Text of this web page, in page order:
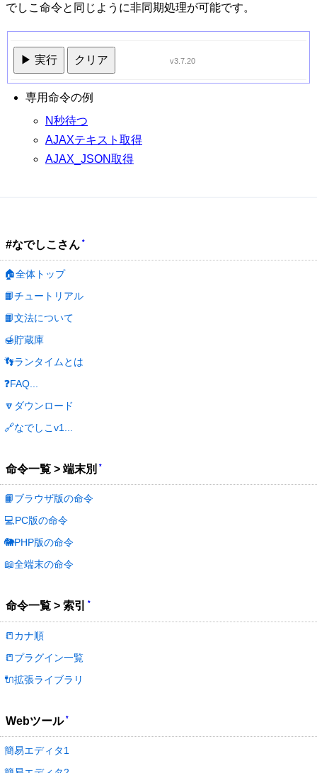
でしこ命令と同じように非同期処理が可能です。
▶ 実行 クリア v3.7.20
専用命令の例
N秒待つ
AJAXテキスト取得
AJAX_JSON取得
#なでしこさん *
🏠全体トップ
📙チュートリアル
📙文法について
🍯貯蔵庫
👣ランタイムとは
❓FAQ...
🔽ダウンロード
🔗なでしこv1...
命令一覧 > 端末別 *
📙ブラウザ版の命令
💻PC版の命令
🐘PHP版の命令
📖全端末の命令
命令一覧 > 索引 *
📒カナ順
📒プラグイン一覧
🔌拡張ライブラリ
Webツール *
簡易エディタ1